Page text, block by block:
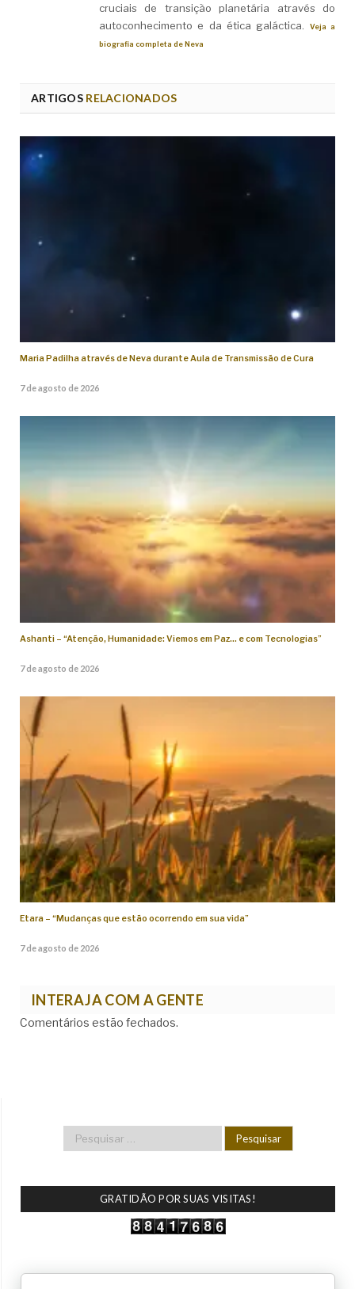
cruciais de transição planetária através do
autoconhecimento e da ética galáctica.
Veja a
biografia completa de Neva
ARTIGOSRELACIONADOS
Maria Padilha através de Neva durante Aula de Transmissão de Cura
7 de agosto de 2026
Ashanti – “Atenção, Humanidade: Viemos em Paz… e com Tecnologias”
7 de agosto de 2026
Etara – “Mudanças que estão ocorrendo em sua vida”
7 de agosto de 2026
INTERAJA COM A GENTE
Comentários estão fechados.
GRATIDÃO POR SUAS VISITAS!